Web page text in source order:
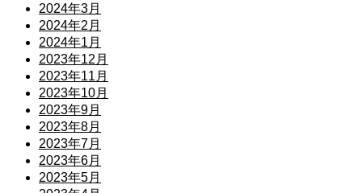
2024年3月
2024年2月
2024年1月
2023年12月
2023年11月
2023年10月
2023年9月
2023年8月
2023年7月
2023年6月
2023年5月